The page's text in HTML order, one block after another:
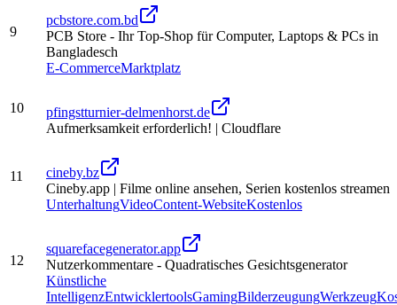
9
pcbstore.com.bd
PCB Store - Ihr Top-Shop für Computer, Laptops & PCs in
Bangladesch
E-CommerceMarktplatz
10
pfingstturnier-delmenhorst.de
Aufmerksamkeit erforderlich! | Cloudflare
11
cineby.bz
Cineby.app | Filme online ansehen, Serien kostenlos streamen
UnterhaltungVideoContent-WebsiteKostenlos
12
squarefacegenerator.app
Nutzerkommentare - Quadratisches Gesichtsgenerator
Künstliche
IntelligenzEntwicklertoolsGamingBilderzeugungWerkzeug